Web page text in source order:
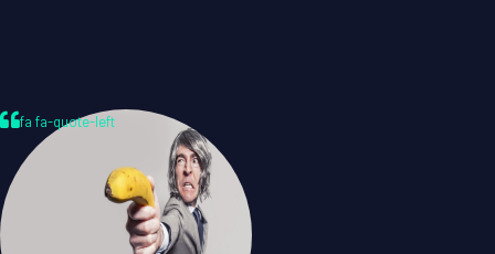
fa fa-quote-left